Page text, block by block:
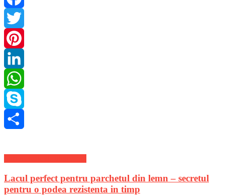
Facebook
Twitter
Pinterest
LinkedIn
WhatsApp
Skype
Lacul perfect pentru parchetul din lemn – secretul
pentru o podea rezistenta in timp